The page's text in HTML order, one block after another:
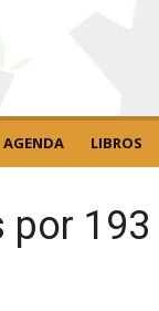
AGENDA LIBROS
por 193